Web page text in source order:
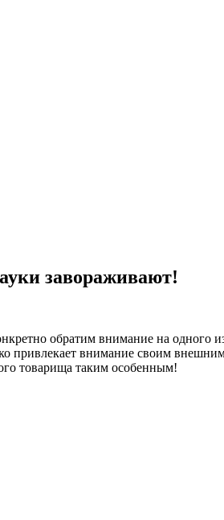
завораживают!
обратим внимание на одного
привлекает внимание своим
товарища таким особенным!